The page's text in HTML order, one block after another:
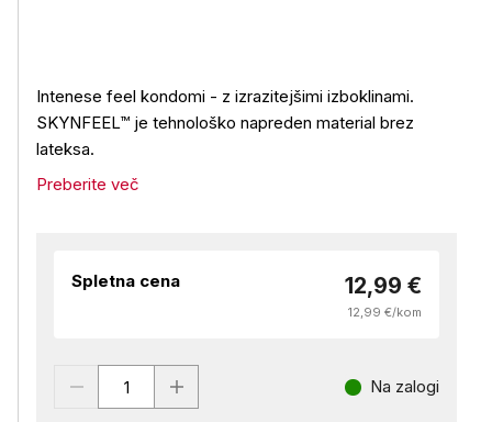
Intenese feel kondomi - z izrazitejšimi izboklinami.
SKYNFEEL™ je tehnološko napreden material brez
lateksa.
Preberite več
Spletna cena 12,99 €
12,99 €/kom
Na zalogi